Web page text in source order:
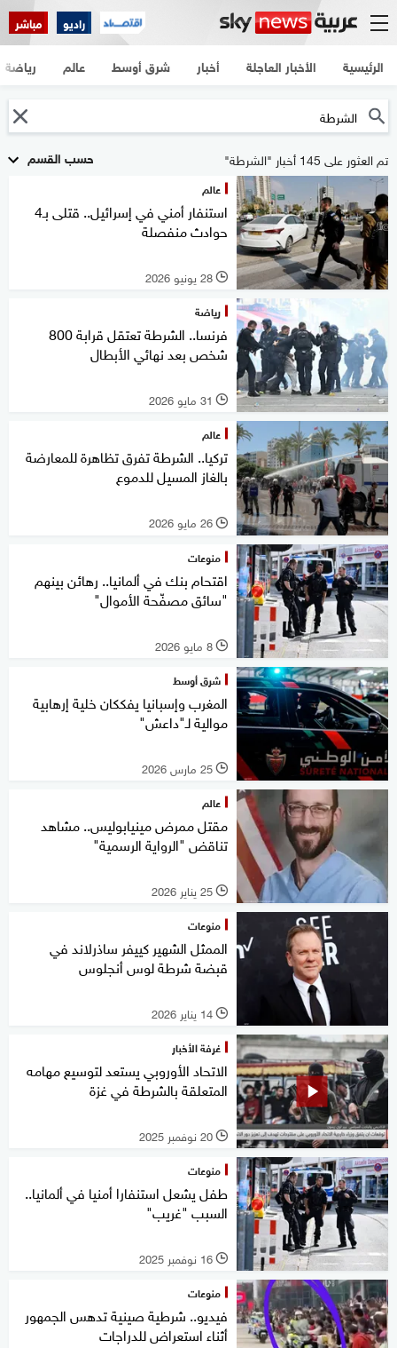
راديو مباشر
الرئيسية الأخبار العاجلة أخبار شرق أوسط عالم رياضة
حسب القسم تم العثور على 145 أخبار "الشرطة"
عالم
استنفار أمني في إسرائيل.. قتلى بـ4
حوادث منفصلة
l 28 يونيو 2026
رياضة
فرنسا.. الشرطة تعتقل قرابة 800
شخص بعد نهائي الأبطال
l 31 مايو 2026
عالم
تركيا.. الشرطة تفرق تظاهرة للمعارضة
بالغاز المسيل للدموع
l 26 مايو 2026
منوعات
اقتحام بنك في ألمانيا.. رهائن بينهم
"سائق مصفّحة الأموال"
l 8 مايو 2026
شرق أوسط
المغرب وإسبانيا يفككان خلية إرهابية
موالية لـ"داعش"
l 25 مارس 2026
عالم
مقتل ممرض مينيابوليس.. مشاهد
تناقض "الرواية الرسمية"
l 25 يناير 2026
منوعات
الممثل الشهير كييفر ساذرلاند في
قبضة شرطة لوس أنجلوس
l 14 يناير 2026
غرفة الأخبار
الاتحاد الأوروبي يستعد لتوسيع مهامه
المتعلقة بالشرطة في غزة
l 20 نوفمبر 2025
منوعات
طفل يشعل استنفارا أمنيا في ألمانيا..
السبب "غريب"
l 16 نوفمبر 2025
منوعات
فيديو.. شرطية صينية تدهس الجمهور
أثناء استعراض للدراجات